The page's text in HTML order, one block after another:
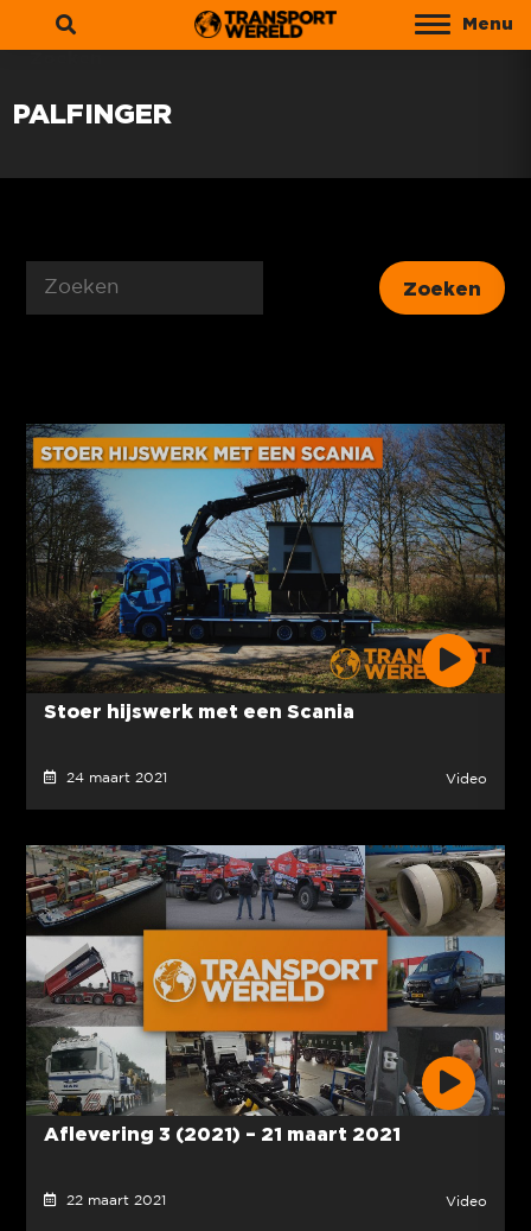
Menu
PALFINGER
Stoer hijswerk met een Scania
24 maart 2021 Video
Aflevering 3 (2021) – 21 maart 2021
22 maart 2021 Video